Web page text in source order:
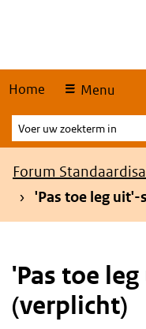
Home Menu
Voer
uw
zoekterm
Kruimelpad
Forum
'Pas toe leg
'Pas toe
(verplicht)